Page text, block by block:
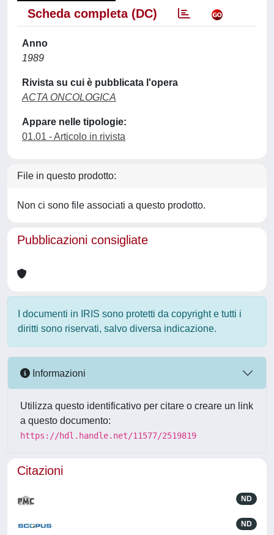
Scheda completa (DC)
Anno
1989
Rivista su cui è pubblicata l'opera
ACTA ONCOLOGICA
Appare nelle tipologie:
01.01 - Articolo in rivista
File in questo prodotto:
Non ci sono file associati a questo prodotto.
Pubblicazioni consigliate
I documenti in IRIS sono protetti da copyright e tutti i
diritti sono riservati, salvo diversa indicazione.
Informazioni
Utilizza questo identificativo per citare o creare un link
a questo documento:
https://hdl.handle.net/11577/2519819
Citazioni
ND
ND